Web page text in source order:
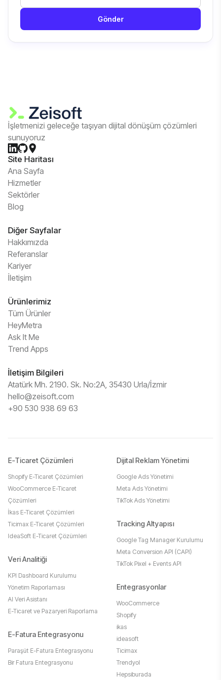
Gönder
İşletmenizi geleceğe taşıyan dijital dönüşüm çözümleri
sunuyoruz
Site Haritası
Ana Sayfa
Hizmetler
Sektörler
Blog
Diğer Sayfalar
Hakkımızda
Referanslar
Kariyer
İletişim
Ürünlerimiz
Tüm Ürünler
HeyMetra
Ask It Me
Trend Apps
İletişim Bilgileri
Atatürk Mh. 2190. Sk. No:2A, 35430 Urla/İzmir
hello@zeisoft.com
+90 530 938 69 63
E-Ticaret Çözümleri
Shopify E-Ticaret Çözümleri
WooCommerce E-Ticaret
Çözümleri
İkas E-Ticaret Çözümleri
Ticimax E-Ticaret Çözümleri
IdeaSoft E-Ticaret Çözümleri
Veri Analitiği
KPI Dashboard Kurulumu
Yönetim Raporlaması
AI Veri Asistanı
E-Ticaret ve Pazaryeri Raporlama
E-Fatura Entegrasyonu
Paraşüt E-Fatura Entegrasyonu
Bir Fatura Entegrasyonu
Dijital Reklam Yönetimi
Google Ads Yönetimi
Meta Ads Yönetimi
TikTok Ads Yönetimi
Tracking Altyapısı
Google Tag Manager Kurulumu
Meta Conversion API (CAPI)
TikTok Pixel + Events API
Entegrasyonlar
WooCommerce
Shopify
ikas
ideasoft
Ticimax
Trendyol
Hepsiburada